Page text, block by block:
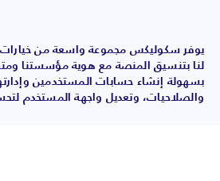
يوفر سكوليكس مجموعة واسعة من
لنا بتنسيق المنصة مع هوية مؤسستنا
بسهولة إنشاء حسابات المستخدمين
والصلاحيات، وتعديل واجهة المستخدم